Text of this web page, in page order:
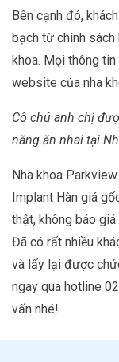
Bên cạnh đó,
bạch từ chính sách
khoa. Mọi thông
website của nha
Cô chú anh chị
năng ăn nhai tại
Nha khoa
Implant Hàn giá
thật, không báo
Đã có rất nhiều
và lấy lại được
ngay qua hotline
vấn nhé!